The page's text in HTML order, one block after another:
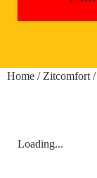
Home / Zitcomfort /
Loading...